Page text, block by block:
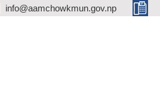
info@aamchowkmun.gov.np